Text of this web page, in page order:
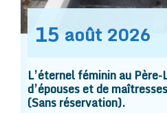
15 août 2026
L’éternel féminin au
d’épouses et de
(Sans réservation).